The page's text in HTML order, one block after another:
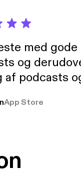
med gode
og
podcasts
pga
App Store